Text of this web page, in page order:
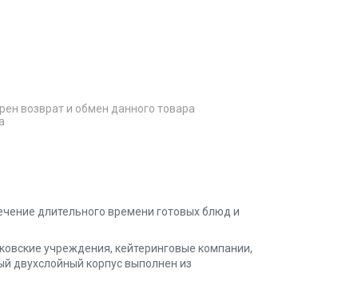
возврат и обмен данного товара
длительного времени готовых блюд и
учреждения, кейтеринговые компании,
двухслойный корпус выполнен из